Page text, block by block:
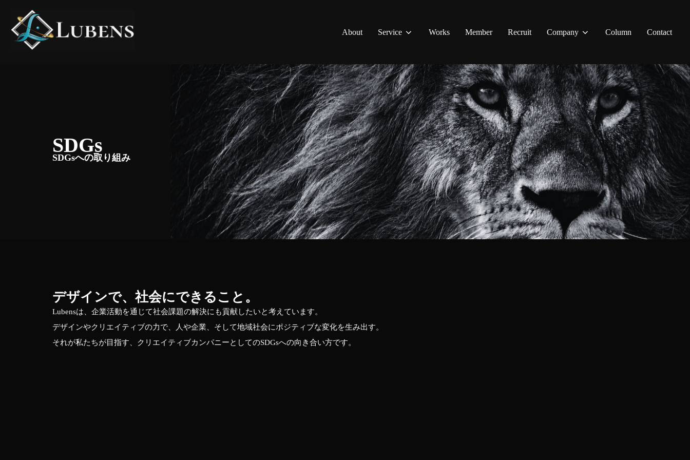
About Service Works Member Recruit Company Column Contact
SDGs
SDGsへの取り組み
デザインで、社会にできること。
Lubensは、企業活動を通じて社会課題の解決にも貢献したいと考えています。
デザインやクリエイティブの力で、人や企業、そして地域社会にポジティブな変化を生み出す。
それが私たちが目指す、クリエイティブカンパニーとしてのSDGsへの向き合い方です。